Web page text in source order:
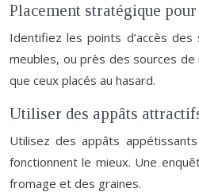
Placement stratégique
Identifiez les points d’accès
meubles, ou près des sources
que ceux placés au hasard.
Utiliser des appâts
Utilisez des appâts
fonctionnent le mieux. Une
fromage et des graines.